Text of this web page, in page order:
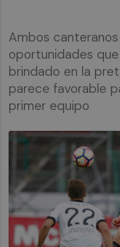
Ambos
oportunidades
brindado en la
parece favorable
primer equipo